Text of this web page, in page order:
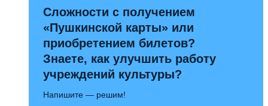
Сложности с получением
«Пушкинской карты» или
приобретением билетов?
Знаете, как улучшить работу
учреждений культуры?
Напишите — решим!